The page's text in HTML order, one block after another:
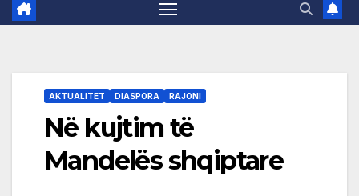
AKTUALITET DIASPORA RAJONI
Në kujtim të
Mandelës shqiptare